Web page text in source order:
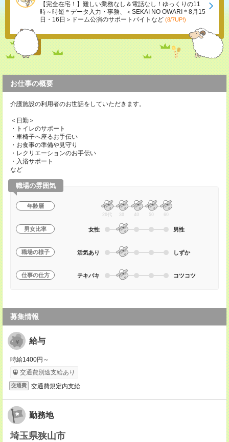
【完全在宅！】難しい業務なし＆電話なし！ゆっくりの11
時～時短＊データ入力・事務、＜SEKAI NO OWARI＊8月15
日・16日＞ドーム公演のサポートバイトなど (8/7UP!)
お仕事の概要
介護施設の利用者のお世話をしていただきます。
＜日勤＞
・トイレのサポート
・車椅子へ座るお手伝い
・お食事の準備や見守り
・レクリエーションのお手伝い
・入浴サポート
など
職場の雰囲気
年齢層
20代 30 40 50 60
男女比率 女性 男性
職場の様子 活気あり しずか
仕事の仕方 テキパキ コツコツ
募集情報
給与
時給1400円～
交通費別途支給あり
交通費 交通費規定内支給
勤務地
埼玉県狭山市